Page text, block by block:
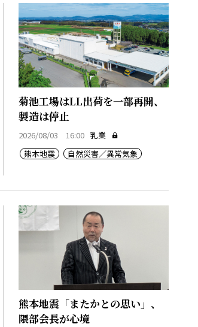
菊池工場はLL出荷を一部再開、
製造は停止
2026/08/03 16:00 乳業
熊本地震
自然災害／異常気象
熊本地震「またかとの思い」、
隈部会長が心境